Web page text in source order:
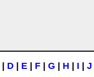
D E F G H I J